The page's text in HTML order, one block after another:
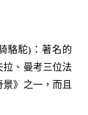
駱駝) ： 著名的
拉、曼考三位法
》之一，而且